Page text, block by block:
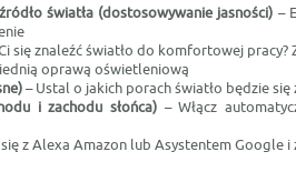
światła (dostosowywanie jasności) –
się znaleźć światło do komfortowej
oprawą oświetleniową
– Ustal o jakich porach światło będzie
i zachodu słońca) – Włącz
się z Alexa Amazon lub Asystentem